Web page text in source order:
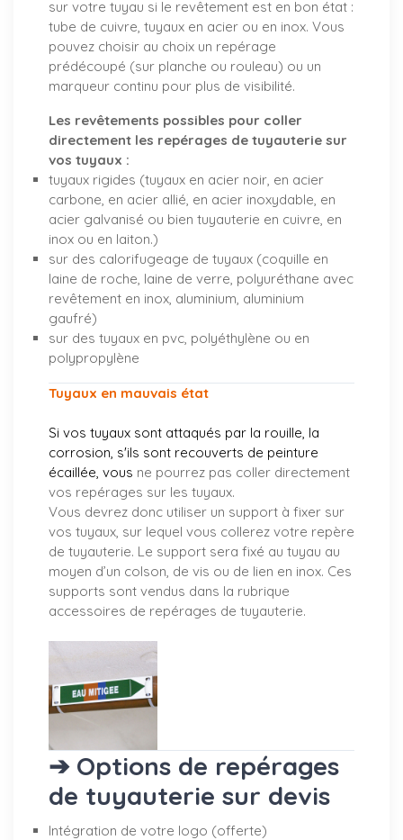
sur votre tuyau si le revêtement est en bon état :
tube de cuivre, tuyaux en acier ou en inox. Vous
pouvez choisir au choix un repérage
prédécoupé (sur planche ou rouleau) ou un
marqueur continu pour plus de visibilité.
Les revêtements possibles pour coller
directement les repérages de tuyauterie sur
vos tuyaux :
tuyaux rigides (tuyaux en acier noir, en acier
carbone, en acier allié, en acier inoxydable, en
acier galvanisé ou bien tuyauterie en cuivre, en
inox ou en laiton.)
sur des calorifugeage de tuyaux (coquille en
laine de roche, laine de verre, polyuréthane avec
revêtement en inox, aluminium, aluminium
gaufré)
sur des tuyaux en pvc, polyéthylène ou en
polypropylène
Tuyaux en mauvais état
Si vos tuyaux sont attaqués par la rouille, la
corrosion, s'ils sont recouverts de peinture
écaillée, vous ne pourrez pas coller directement
vos repérages sur les tuyaux.
Vous devrez donc utiliser un support à fixer sur
vos tuyaux, sur lequel vous collerez votre repère
de tuyauterie. Le support sera fixé au tuyau au
moyen d’un colson, de vis ou de lien en inox. Ces
supports sont vendus dans la rubrique
accessoires de repérages de tuyauterie.
➔ Options de repérages
de tuyauterie sur devis
Intégration de votre logo (offerte)